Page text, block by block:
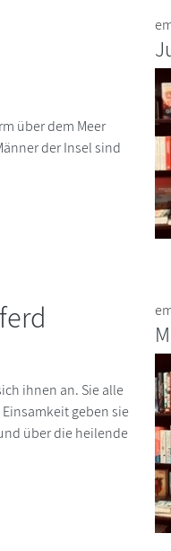
über dem Meer
der Insel sind
ihnen an. Sie alle
geben sie
über die heilende